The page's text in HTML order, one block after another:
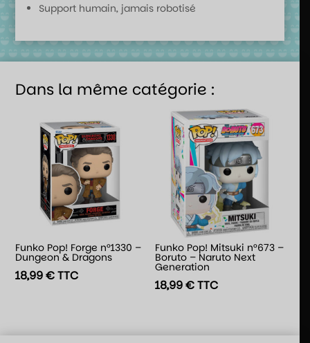
Support humain, jamais robotisé
Dans la même catégorie :
Funko Pop! Forge n°1330 –
Dungeon & Dragons
18,99€TTC
Funko Pop! Mitsuki n°673 –
Boruto – Naruto Next
Generation
18,99€TTC